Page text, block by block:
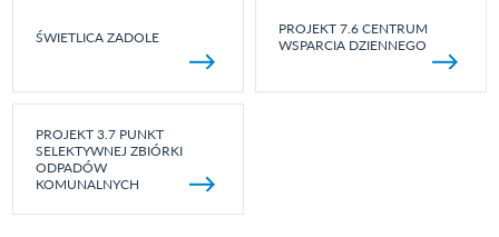
ŚWIETLICA ZADOLE
PROJEKT 7.6 CENTRUM
WSPARCIA DZIENNEGO
PROJEKT 3.7 PUNKT
SELEKTYWNEJ ZBIÓRKI
ODPADÓW
KOMUNALNYCH